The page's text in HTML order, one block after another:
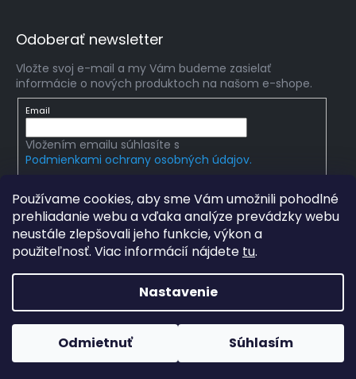
Používame cookies, aby sme Vám umožnili pohodlné
prehliadanie webu a vďaka analýze prevádzky webu
neustále zlepšovali jeho funkcie, výkon a
použiteľnosť. Viac informácií nájdete tu.
Nastavenie
Odmietnuť Súhlasím
Odoberať newsletter
Vložte svoj e-mail a my Vám budeme zasielať
informácie o nových produktoch na našom e-shope.
Email
Vložením emailu súhlasíte s
Podmienkami ochrany osobných údajov.
Vytvoril Shoptet
mlady-vedec.sk
. Všetky práva
vyhradené.Upraviť nastavenie cookies
Grafický návrh vytvořil a na Shoptet implementoval
Hladatechka s.r.o.